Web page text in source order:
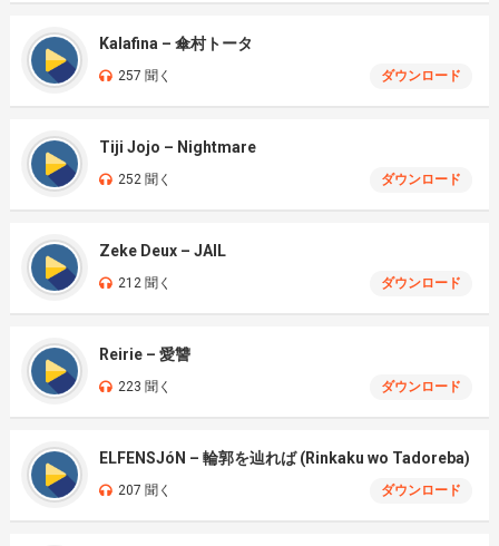
Kalafina – 傘村トータ
257 聞く ダウンロード
Tiji Jojo – Nightmare
252 聞く ダウンロード
Zeke Deux – JAIL
212 聞く ダウンロード
Reirie – 愛讐
223 聞く ダウンロード
ELFENSJóN – 輪郭を辿れば (Rinkaku wo Tadoreba)
207 聞く ダウンロード